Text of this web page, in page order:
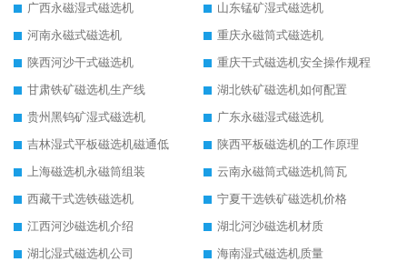
广西永磁湿式磁选机
山东锰矿湿式磁选机
河南永磁式磁选机
重庆永磁筒式磁选机
陕西河沙干式磁选机
重庆干式磁选机安全操作规程
甘肃铁矿磁选机生产线
湖北铁矿磁选机如何配置
贵州黑钨矿湿式磁选机
广东永磁湿式磁选机
吉林湿式平板磁选机磁通低
陕西平板磁选机的工作原理
上海磁选机永磁筒组装
云南永磁筒式磁选机筒瓦
西藏干式选铁磁选机
宁夏干选铁矿磁选机价格
江西河沙磁选机介绍
湖北河沙磁选机材质
湖北湿式磁选机公司
海南湿式磁选机质量